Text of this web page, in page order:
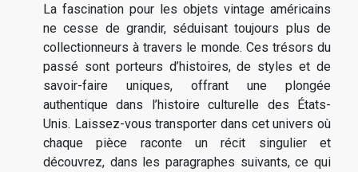
La fascination pour les objets vintage américains
ne cesse de grandir, séduisant toujours plus de
collectionneurs à travers le monde. Ces trésors du
passé sont porteurs d’histoires, de styles et de
savoir-faire uniques, offrant une plongée
authentique dans l’histoire culturelle des États-
Unis. Laissez-vous transporter dans cet univers où
chaque pièce raconte un récit singulier et
découvrez, dans les paragraphes suivants, ce qui